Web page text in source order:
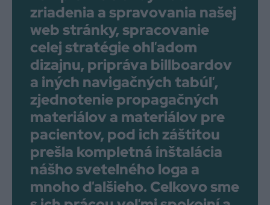
zriadenia a spravovania našej
web stránky, spracovanie
celej stratégie ohľadom
dizajnu, pripráva billboardov
a iných navigačných tabúľ,
zjednotenie propagačných
materiálov a materiálov pre
pacientov, pod ich záštitou
prešla kompletná inštalácia
nášho svetelného loga a
mnoho ďalšieho. Celkovo sme